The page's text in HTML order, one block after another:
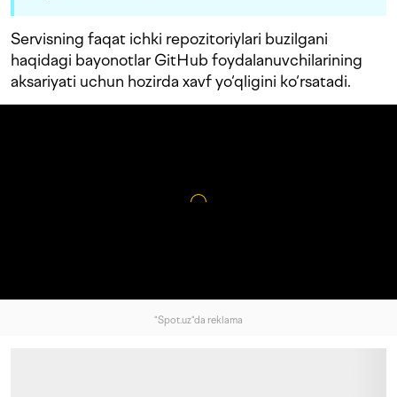
Servisning faqat ichki repozitoriylari buzilgani
haqidagi bayonotlar GitHub foydalanuvchilarining
aksariyati uchun hozirda xavf yo‘qligini ko‘rsatadi.
"Spot.uz"da reklama